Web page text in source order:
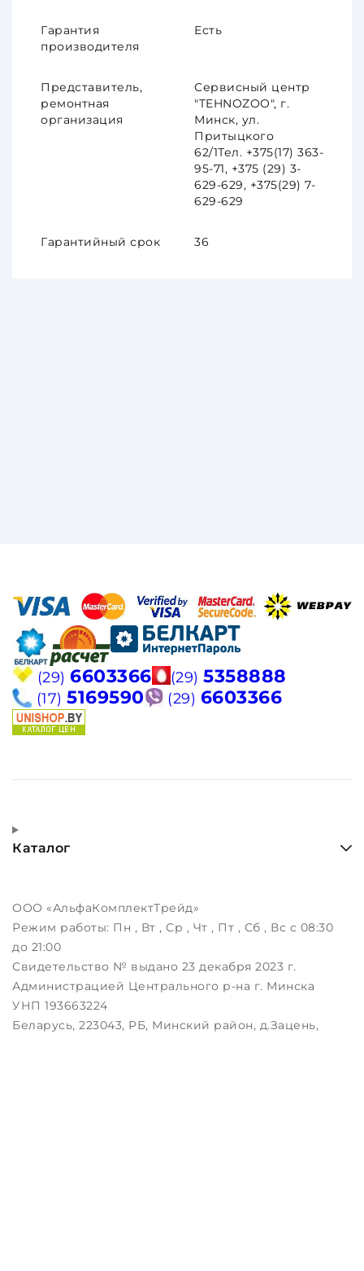
Гарантия
производителя
Есть
Представитель,
ремонтная
организация
Сервисный центр
"TEHNOZOO", г.
Минск, ул.
Притыцкого
62/1Тел. +375(17) 363-
95-71, +375 (29) 3-
629-629, +375(29) 7-
629-629
Гарантийный срок 36
(29) 6603366 (29) 5358888
(17) 5169590 (29) 6603366
Каталог
ООО «АльфаКомплектТрейд»
Режим работы: Пн , Вт , Ср , Чт , Пт , Сб , Вс c 08:30
до 21:00
Свидетельство № выдано 23 декабря 2023 г.
Администрацией Центрального р-на г. Минска
УНП 193663224
Беларусь, 223043, РБ, Минский район, д.Зацень,